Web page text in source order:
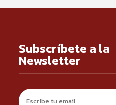
Subscríbete a la
Newsletter